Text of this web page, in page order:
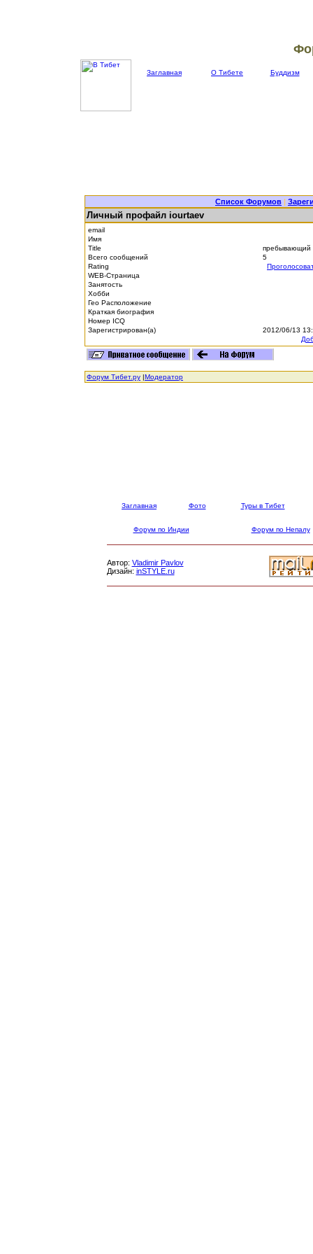
Заглавная О Тибете Буддизм
Список Форумов |
Личный профайл iourtaev
email
Имя
Title
пребывающий
Всего сообщений
5
Rating
WEB-Страница
Занятость
Хобби
Гео Расположение
Краткая биография
Номер ICQ
Зарегистрирован(а)
2012/06/13
Форум Тибет.ру |Модератор
Заглавная Фото Туры в Тибет
Форум по Индии Форум по Непалу
Автор: Vladimir Pavlov
Дизайн: inSTYLE.ru